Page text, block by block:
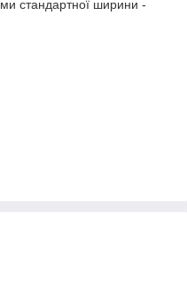
стандартної ширини -